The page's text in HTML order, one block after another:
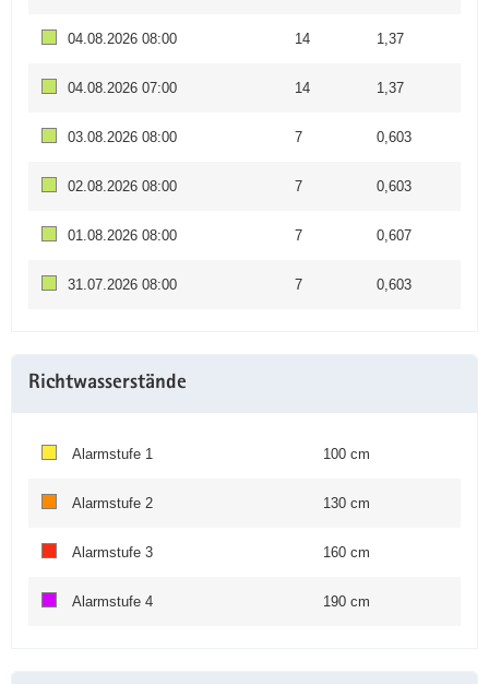
04.08.2026 08:00 14 1,37
04.08.2026 07:00 14 1,37
03.08.2026 08:00 7 0,603
02.08.2026 08:00 7 0,603
01.08.2026 08:00 7 0,607
31.07.2026 08:00 7 0,603
Richtwasserstände
Alarmstufe 1 100 cm
Alarmstufe 2 130 cm
Alarmstufe 3 160 cm
Alarmstufe 4 190 cm